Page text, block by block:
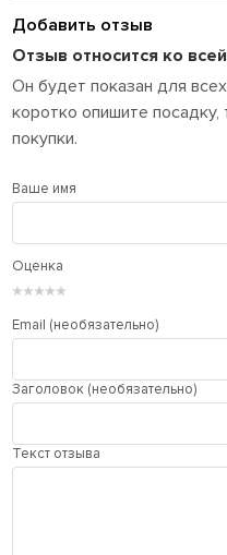
Добавить отзыв
Отзыв относится ко
Он будет показан для
коротко опишите посадку,
покупки.
Ваше имя
Оценка
★
★
★
★
★
Email (необязательно)
Заголовок (необязательно)
Текст отзыва